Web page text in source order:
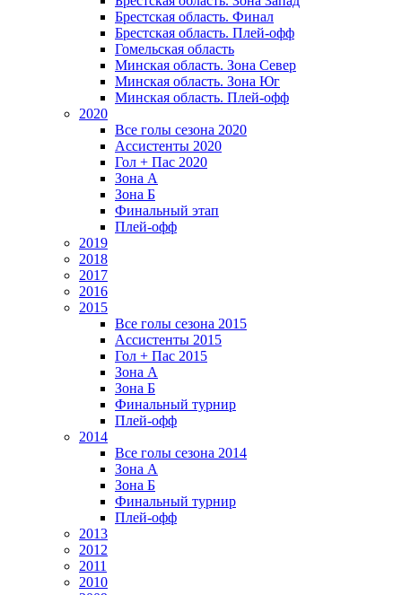
Брестская область. Финал
Брестская область. Плей-офф
Гомельская область
Минская область. Зона Север
Минская область. Зона Юг
Минская область. Плей-офф
2020
Все голы сезона 2020
Ассистенты 2020
Гол + Пас 2020
Зона А
Зона Б
Финальный этап
Плей-офф
2019
2018
2017
2016
2015
Все голы сезона 2015
Ассистенты 2015
Гол + Пас 2015
Зона А
Зона Б
Финальный турнир
Плей-офф
2014
Все голы сезона 2014
Зона А
Зона Б
Финальный турнир
Плей-офф
2013
2012
2011
2010